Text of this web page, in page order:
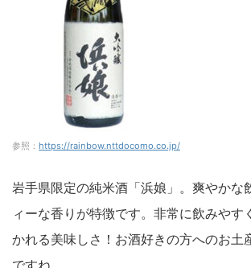
参照： https://rainbow.nttdocomo.co.jp/
岩手県限定の純米酒「浜娘」。爽やかな
ィーな香りが特徴です。非常に飲みやす
かれる美味しさ！お酒好きの方へのお土